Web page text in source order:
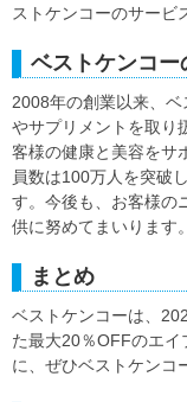
ストケンコーのサービ
ベストケンコー
2008年の創業以来、
やサプリメントを取り
客様の健康と美容をサ
員数は100万人を突破
す。今後も、お客様の
供に努めてまいります。
まとめ
ベストケンコーは、
た最大20％OFFのエ
に、ぜひベストケンコ